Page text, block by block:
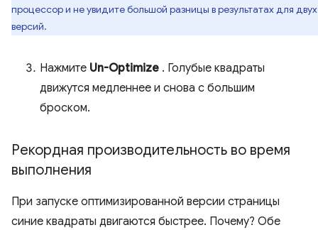
процессор и не увидите большой разницы в результатах для двух
версий.
Нажмите Un-Optimize . Голубые квадраты
движутся медленнее и снова с большим
броском.
Рекордная производительность во время
выполнения
При запуске оптимизированной версии страницы
синие квадраты двигаются быстрее. Почему? Обе